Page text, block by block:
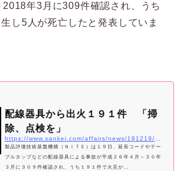
年3月に309件確認され、うち
し5人が死亡したと発表していま
配線器具から出火１９１件 「掃
除、点検を」
https://www.sankei.com/affairs/news/191219/afr1912190009-n1.html
製品評価技術基盤機構（ＮＩＴＥ）は１９日、延長コードやテー
ブルタップなどの配線器具による事故が平成２６年４月～３０年
３月に３０９件確認され、うち１９１件で火災が…